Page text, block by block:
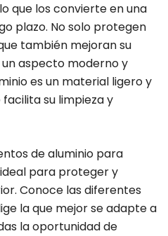
que los convierte en una
plazo. No solo protegen
también mejoran su
aspecto moderno y
es un material ligero y
su limpieza y
de aluminio para
para proteger y
Conoce las diferentes
la que mejor se adapte a
la oportunidad de